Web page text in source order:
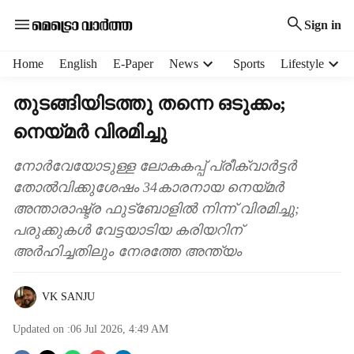
Sign in
Home English E-Paper News Sports Lifestyle
തുടങ്ങിയിടത്തു തന്നെ ഒടുക്കം;
നെയ്മർ വിരമിച്ചു
നോർവേയോടുള്ള ലോകകപ്പ് പ്രീക്വാർട്ടർ
തോൽവിക്കുശേഷം 34കാരനായ നെയ്മർ
അന്താരാഷ്ട്ര ഫുട്ബോളിൽ നിന്ന് വിരമിച്ചു;
പരുക്കുകൾ വേട്ടയാടിയ കരിയറിന്
അർഹിച്ചതിലും നേരത്തേ അന്ത്യം
VK SANJU
Updated on :06 Jul 2026, 4:49 AM